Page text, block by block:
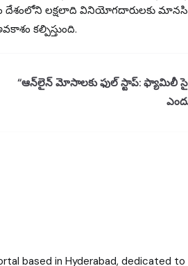
లక్షలాది వినియోగదారులకు మానసిక
కల్పిస్తుంది.
“ఆన్‌లైన్ మోసాలకు ఫుల్ స్టాప్: ఫ్యామిలీ
based in Hyderabad, dedicated to